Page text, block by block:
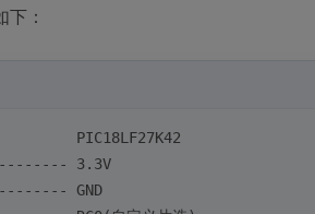
：
PIC18LF27K42
3.3V
GND